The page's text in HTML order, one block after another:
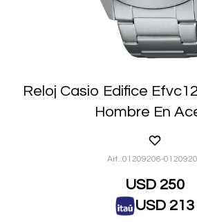
Reloj Casio Edifice
Hombre En
01209206-
USD 250
USD 213